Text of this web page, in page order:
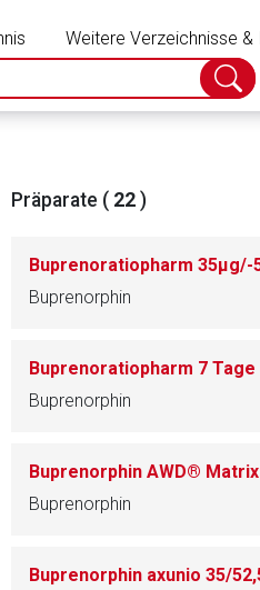
Weitere Verzeichnisse
Suche
Präparate ( 22 )
Buprenorphin
Buprenorphin
Buprenorphin AWD®
Buprenorphin
Seite. Für die Inhalte der
Datenschutzbestimmungen.